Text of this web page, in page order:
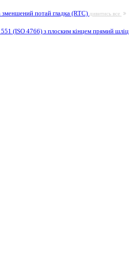
зменшений потай гладка (RTC) дивитись все
(ISO 4766) з плоским кінцем прямий шліц